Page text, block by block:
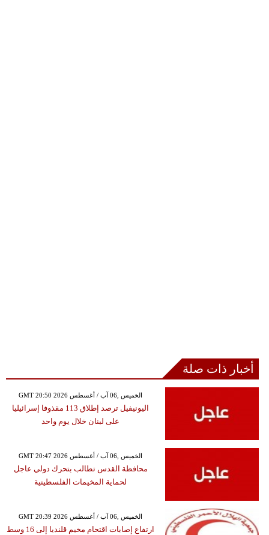
أخبار ذات صلة
GMT 20:50 2026 الخميس ,06 آب / أغسطس
اليونيفيل ترصد إطلاق 113 مقذوفا إسرائيليا
على لبنان خلال يوم واحد
GMT 20:47 2026 الخميس ,06 آب / أغسطس
محافظة القدس تطالب بتحرك دولي عاجل
لحماية المخيمات الفلسطينية
GMT 20:39 2026 الخميس ,06 آب / أغسطس
ارتفاع إصابات اقتحام مخيم قلنديا إلى 16 وسط